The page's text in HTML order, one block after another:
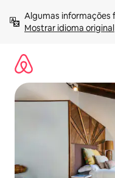
para
Mostrar idioma original